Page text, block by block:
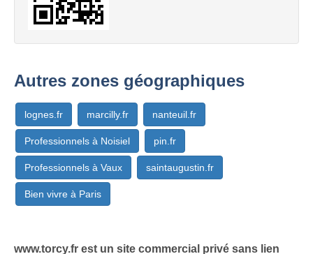
Autres zones géographiques
lognes.fr marcilly.fr nanteuil.fr
Professionnels à Noisiel pin.fr
Professionnels à Vaux saintaugustin.fr
Bien vivre à Paris
www.torcy.fr est un site commercial privé sans lien